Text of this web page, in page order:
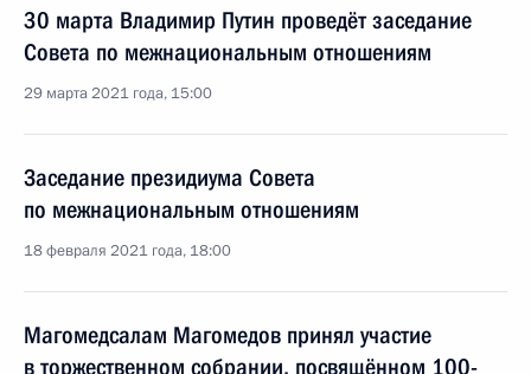
30 марта Владимир Путин проведёт заседание
Совета по межнациональным отношениям
29 марта 2021 года, 15:00
Заседание президиума Совета
по межнациональным отношениям
18 февраля 2021 года, 18:00
Магомедсалам Магомедов принял участие
в торжественном собрании, посвящённом 100-